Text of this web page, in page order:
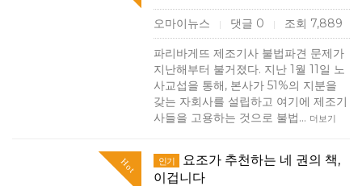
오마이뉴스 | 댓글 0 | 조회 7,889
파리바게뜨 제조기사 불법파견 문제가
지난해부터 불거졌다. 지난 1월 11일 노
사교섭을 통해, 본사가 51%의 지분을
갖는 자회사를 설립하고 여기에 제조기
사들을 고용하는 것으로 불법… 더보기
Hot 인기
요조가 추천하는 네 권의 책,
이겁니다